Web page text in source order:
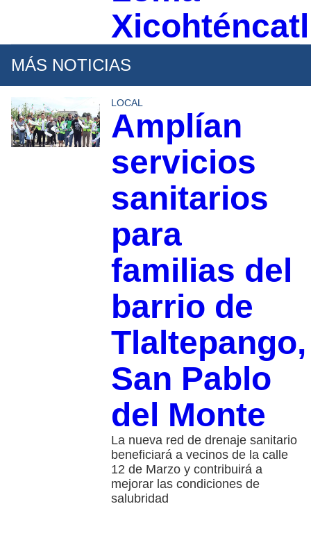
Xicohténcatl
MÁS NOTICIAS
LOCAL
Amplían
servicios
sanitarios
para
familias del
barrio de
Tlaltepango,
San Pablo
del Monte
La nueva red de drenaje sanitario
beneficiará a vecinos de la calle
12 de Marzo y contribuirá a
mejorar las condiciones de
salubridad